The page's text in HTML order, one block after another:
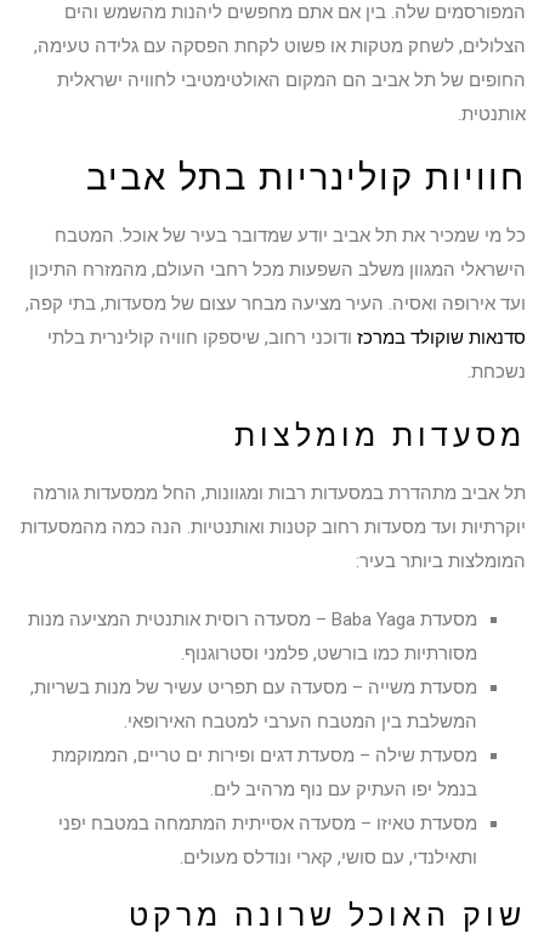
המפורסמים שלה. בין אם אתם מחפשים ליהנות מהשמש והים
הצלולים, לשחק מטקות או פשוט לקחת הפסקה עם גלידה טעימה,
החופים של תל אביב הם המקום האולטימטיבי לחוויה ישראלית
אותנטית.
חוויות קולינריות בתל אביב
כל מי שמכיר את תל אביב יודע שמדובר בעיר של אוכל. המטבח
הישראלי המגוון משלב השפעות מכל רחבי העולם, מהמזרח התיכון
ועד אירופה ואסיה. העיר מציעה מבחר עצום של מסעדות, בתי קפה,
סדנאות שוקולד במרכז ודוכני רחוב, שיספקו חוויה קולינרית בלתי
נשכחת.
מסעדות מומלצות
תל אביב מתהדרת במסעדות רבות ומגוונות, החל ממסעדות גורמה
יוקרתיות ועד מסעדות רחוב קטנות ואותנטיות. הנה כמה מהמסעדות
המומלצות ביותר בעיר:
מסעדת Baba Yaga – מסעדה רוסית אותנטית המציעה מנות
מסורתיות כמו בורשט, פלמני וסטרוגנוף.
מסעדת משייה – מסעדה עם תפריט עשיר של מנות בשריות,
המשלבת בין המטבח הערבי למטבח האירופאי.
מסעדת שילה – מסעדת דגים ופירות ים טריים, הממוקמת
בנמל יפו העתיק עם נוף מרהיב לים.
מסעדת טאיזו – מסעדה אסייתית המתמחה במטבח יפני
ותאילנדי, עם סושי, קארי ונודלס מעולים.
שוק האוכל שרונה מרקט